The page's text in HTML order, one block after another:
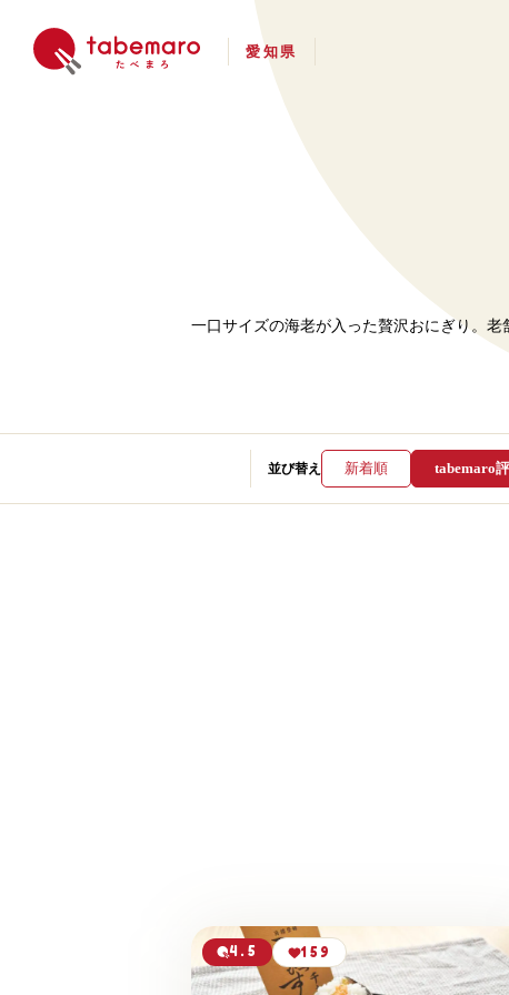
愛知県
一口サイズの海老が入った贅沢おにぎり。
並び替え 新着順 tabemaro
4.5 159